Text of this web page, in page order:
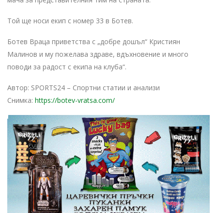
Той ще носи екип с номер 33 в Ботев.
Ботев Враца приветства с „добре дошъл“ Кристиян
Малинов и му пожелава здраве, вдъхновение и много
поводи за радост с екипа на клуба“.
Автор: SPORTS24 – Спортни статии и анализи
Снимка: https://botev-vratsa.com/